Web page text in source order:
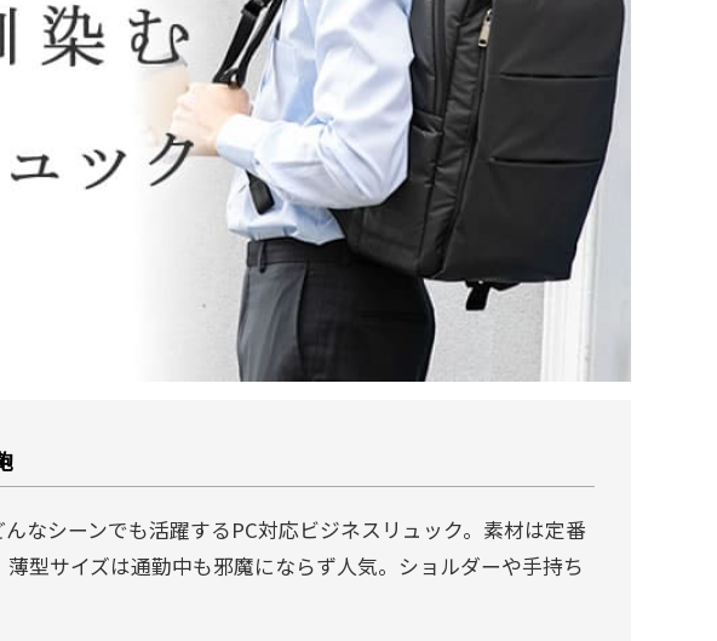
なシーンでも活躍するPC対応ビジネスリュック。素材は定番
型サイズは通勤中も邪魔にならず人気。ショルダーや手持ち